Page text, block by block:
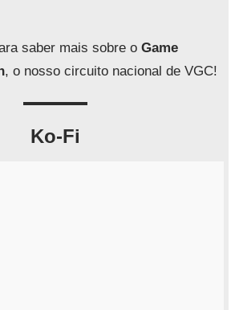
saber mais sobre o Game
, o nosso circuito nacional de VGC!
Ko-Fi